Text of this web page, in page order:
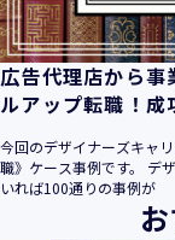
広告代理店から
ルアップ転職！成
今回のデザイナーズキャ
職》ケース事例です。 デ
いれば100通りの事例が